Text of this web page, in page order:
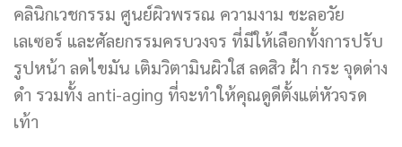
คลินิกเวชกรรม ศูนย์ผิวพรรณ ความงาม ชะลอวัย
เลเซอร์ และศัลยกรรมครบวงจร ที่มีให้เลือกทั้งการปรับ
รูปหน้า ลดไขมัน เติมวิตามินผิวใส ลดสิว ฝ้า กระ จุดด่าง
ดำ รวมทั้ง anti-aging ที่จะทำให้คุณดูดีตั้งแต่หัวจรด
เท้า